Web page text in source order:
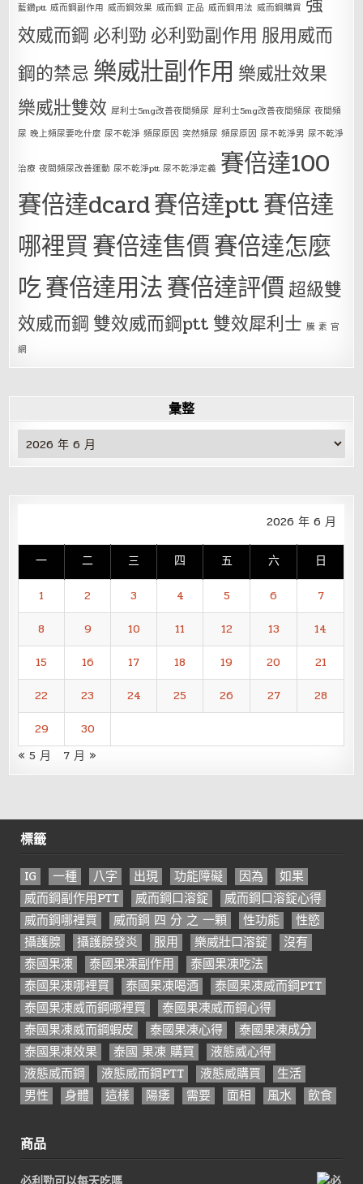
藍鑽ptt 威而鋼副作用 威而鋼效果 威而鋼 正品 威而鋼用法 威而鋼購買
效威而鋼 必利勁 必利勁副作用 服用威而
鋼的禁忌 樂威壯副作用 樂威壯效果
樂威壯雙效 犀利士5mg改善夜間頻尿 犀利士5mg改善夜間頻尿 夜間頻
尿 晚上頻尿要吃什麼 尿不乾淨 頻尿原因 突然頻尿 頻尿原因 尿不乾淨男 尿不乾淨
治療 夜間頻尿改善運動 尿不乾淨ptt 尿不乾淨定義 賽倍達100
賽倍達dcard賽倍達ptt賽倍達
哪裡買賽倍達售價賽倍達怎麼
吃賽倍達用法賽倍達評價超級雙
效威而鋼 雙效威而鋼ptt 雙效犀利士 騰 素 官
網
彙整
彙
整
2026 年 6 月
一 二 三 四 五 六 日
1 2 3 4 5 6
7
8
9 10 11 12 13
14
15
16 17 18 19 20
21
22
23 24 25 26 27
28
29
30
« 5 月
7 月 »
標籤
IG 一種 八字 出現 功能障礙 因為
如果
威而鋼副作用PTT
威而鋼口溶錠
威而鋼口溶錠心得
威而鋼哪裡買
威而鋼 四 分 之 一顆 性功能
性慾
攝護腺
攝護腺發炎 服用 樂威壯口溶錠
沒有
泰國果凍
泰國果凍副作用
泰國果凍吃法
泰國果凍哪裡買
泰國果凍喝酒
泰國果凍威而鋼PTT
泰國果凍威而鋼哪裡買
泰國果凍威而鋼心得
泰國果凍威而鋼蝦皮
泰國果凍心得
泰國果凍成分
泰國果凍效果
泰國 果凍 購買
液態威心得
液態威而鋼
液態威而鋼PTT 液態威購買
生活
男性
身體 這樣 陽痿 需要 面相 風水 飲食
商品